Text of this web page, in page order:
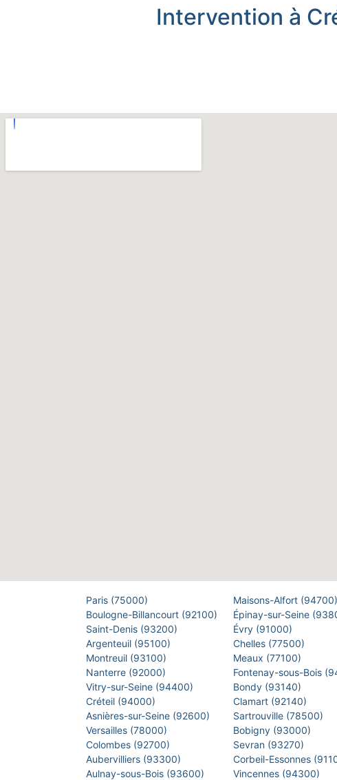
Intervention à
Paris (75000)
Boulogne-Billancourt (92100)
Saint-Denis (93200)
Argenteuil (95100)
Montreuil (93100)
Nanterre (92000)
Vitry-sur-Seine (94400)
Créteil (94000)
Asnières-sur-Seine (92600)
Versailles (78000)
Colombes (92700)
Aubervilliers (93300)
Aulnay-sous-Bois (93600)
Maisons-Alfort (94700)
Épinay-sur-Seine
Évry (91000)
Chelles (77500)
Meaux (77100)
Fontenay-sous-Bois
Bondy (93140)
Clamart (92140)
Sartrouville (78500)
Bobigny (93000)
Sevran (93270)
Corbeil-Essonnes
Vincennes (94300)